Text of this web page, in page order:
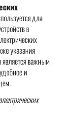
для
в
указания
важным
и